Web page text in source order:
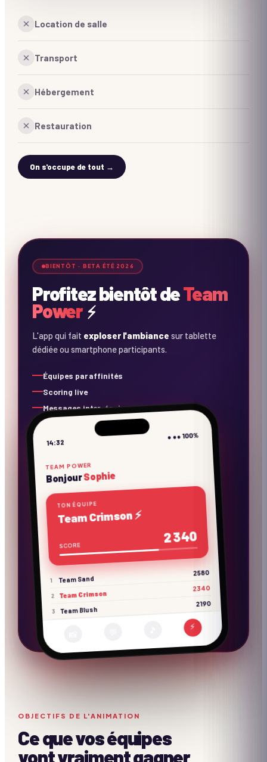
Location de salle
Transport
Hébergement
Restauration
On s'occupe de tout →
⚡⚡
⚡ BIENTÔT · BETA ÉTÉ 2026
Profitez bientôt deTeam
Power ⚡
L'app qui fait exploser l'ambiance sur tablette
dédiée ou smartphone participants.
Équipes par affinités
Scoring live
Messages inter-équipes
Concours photos
Playlist collaborative
14:32
● ●● 100%
TEAM POWER
BonjourSophie
TON ÉQUIPE
Team Crimson ⚡
SCORE
2 340
1 Team Sand
2580
2 Team Crimson
2340
3 Team Blush
2190
⚡
OBJECTIFS DE L'ANIMATION
Ce que vos équipes
vont vraiment gagner